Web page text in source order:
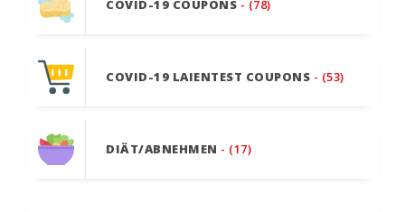
COVID-19 COUPONS - (78)
COVID-19 LAIENTEST COUPONS - (53)
DIÄT/ABNEHMEN - (17)